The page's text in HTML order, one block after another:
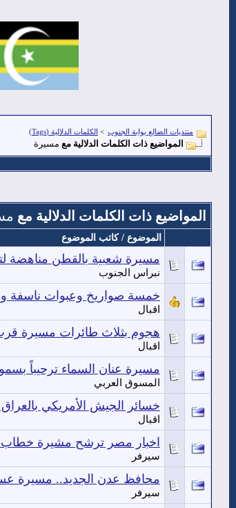
منتديات الضالع بوابة الجنوب > الكلمات الدلالية (Tags)
المواضيع ذات الكلمات الدلالية مع مسيرة
المواضيع ذات الكلمات الدلالية مع
الموضوع / كاتب الموضوع
مسيرة شعبية بالقطن مناهضة
نبراس الجنوب
خمسة صواريخ وعبوات ناسفة
اقبال
هجوم بثلاث طائرات مسيرة قرب
اقبال
مسيرة عنان السماء ترحيباً
المسوق العربي
خسائر الجيش الأمريكي
اقبال
اخبار مصر ترشح مشيرة خطاب
سيرفر
محافظ عدن الجديد.. مسيرة
سيرفر